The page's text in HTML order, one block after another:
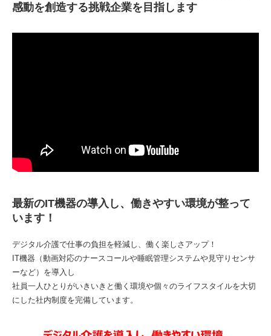
感動を創造する挑戦企業を目指します
最新のIT機器の導入し、働きやすい環境が整って
います！
デジタル介護で仕事の負担を軽減し、働く楽しさアップ！
IT機器（動画対応のナースコールや睡眠管理システムや見守りセンサ
ーなど）を導入し
社員一人ひとりがいきいきと働く環境や個々のライフスタイルを大切
にした社内制度を完備しています。